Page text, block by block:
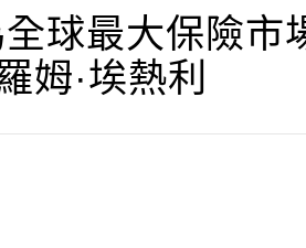
球最大保險市
姆·埃熱利